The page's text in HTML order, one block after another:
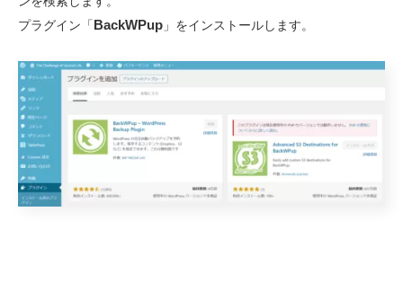
プラグイン「BackWPup 」をインストールします。